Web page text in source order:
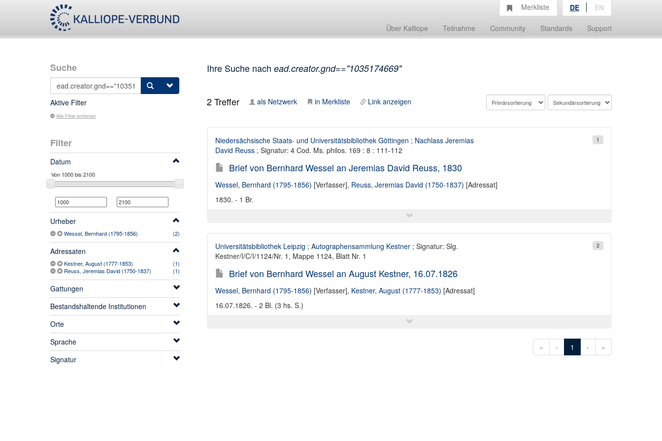
Über Kalliope Teilnahme Community Standards Support
Merkliste DE EN
Suche
Aktive Filter
Alle Filter entfernen
Filter
Datum
Urheber
Wessel, Bernhard (1795-1856) (2)
Adressaten
Kestner, August (1777-1853)
(1)
Reuss, Jeremias David (1750-1837)
(1)
Gattungen
Bestandshaltende Institutionen
Orte
Sprache
Signatur
Ihre Suche nach ead.creator.gnd=="1035174669"
2Treffer als Netzwerk in Merkliste Link anzeigen
1
Niedersächsische Staats- und Universitätsbibliothek Göttingen ; Nachlass Jeremias
David Reuss; Signatur: 4 Cod. Ms. philos. 169 : 8 : 111-112
Brief von Bernhard Wessel an Jeremias David Reuss, 1830
Wessel, Bernhard (1795-1856) [Verfasser], Reuss, Jeremias David (1750-1837) [Adressat]
1830. - 1 Br.
2
Universitätsbibliothek Leipzig ; Autographensammlung Kestner; Signatur: Slg.
Kestner/I/C/I/1124/Nr. 1, Mappe 1124, Blatt Nr. 1
Brief von Bernhard Wessel an August Kestner, 16.07.1826
Wessel, Bernhard (1795-1856) [Verfasser], Kestner, August (1777-1853) [Adressat]
16.07.1826. - 2 Bl. (3 hs. S.)
« ‹ 1 › »